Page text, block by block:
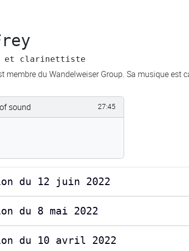
et clarinettiste
membre du Wandelweiser Group. Sa musique est
sound 27:45
du 12 juin 2022
du 8 mai 2022
du 10 avril 2022